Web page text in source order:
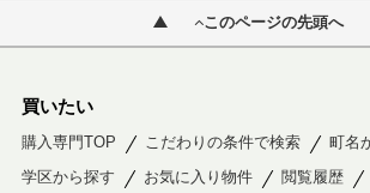
このページの先頭へ
買いたい
購入専門TOP こだわりの条件で検索
町名
学区から探す
お気に入り物件 閲覧履歴